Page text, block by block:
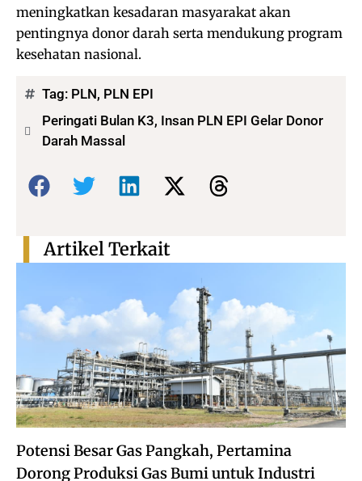
meningkatkan kesadaran masyarakat akan
pentingnya donor darah serta mendukung program
kesehatan nasional.
Tag: PLN, PLN EPI
Peringati Bulan K3, Insan PLN EPI Gelar Donor
Darah Massal
Bagikan:
Potensi Besar Gas Pangkah, Pertamina
Dorong Produksi Gas Bumi untuk Industri
Artikel Terkait